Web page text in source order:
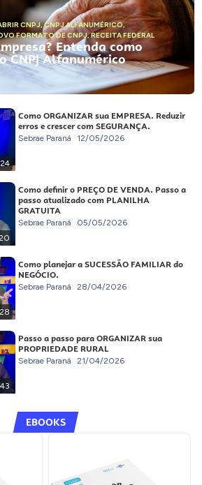
CNPJ,CNPJ ALFANUMÉRICO,
FORMATO DE CNPJ,RECEITA FEDERAL
Entenda como
CNPJ Alfanumérico
Como ORGANIZAR sua EMPRESA. Reduzir
erros e crescer com SEGURANÇA.
Sebrae Paraná 12/05/2026
Como definir o PREÇO DE VENDA. Passo a
passo atualizado com PLANILHA
GRATUITA
Sebrae Paraná 05/05/2026
Como planejar a SUCESSÃO FAMILIAR do
NEGÓCIO.
Sebrae Paraná 28/04/2026
Passo a passo para ORGANIZAR sua
PROPRIEDADE RURAL
Sebrae Paraná 21/04/2026
EBOOKS